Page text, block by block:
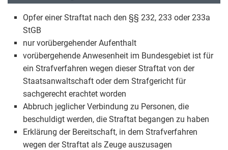
Opfer einer Straftat nach den §§ 232, 233 oder 233a
StGB
nur vorübergehender Aufenthalt
vorübergehende Anwesenheit im Bundesgebiet ist für
ein Strafverfahren wegen dieser Straftat von der
Staatsanwaltschaft oder dem Strafgericht für
sachgerecht erachtet worden
Abbruch jeglicher Verbindung zu Personen, die
beschuldigt werden, die Straftat begangen zu haben
Erklärung der Bereitschaft, in dem Strafverfahren
wegen der Straftat als Zeuge auszusagen